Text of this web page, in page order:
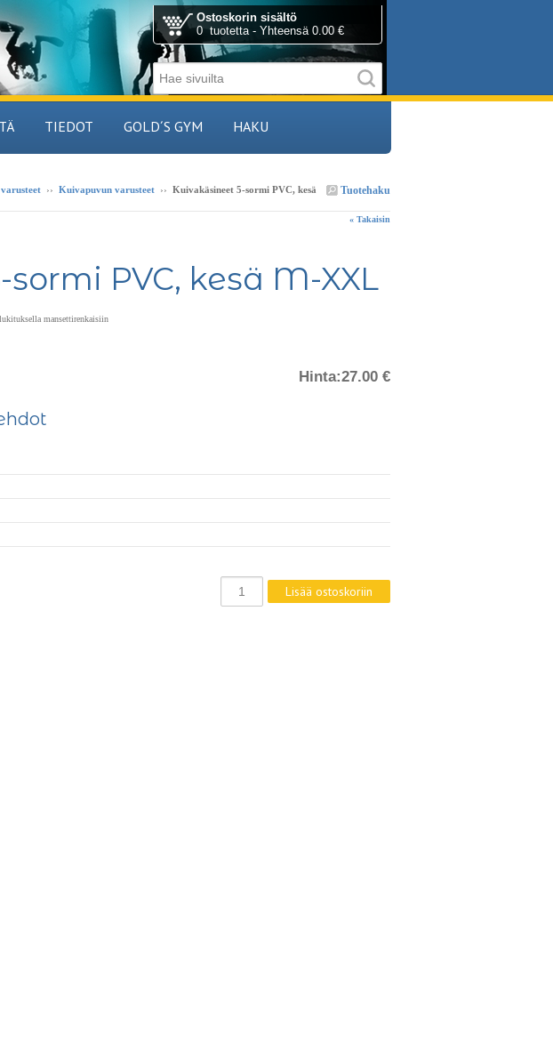
Ostoskorin sisältö
0 tuotetta - Yhteensä 0.00 €
TIEDOT GOLD´S GYM HAKU
Tuotehaku
›› Kuivapuvun varusteet ›› Kuivakäsineet 5-sormi PVC, kesä
« Takaisin
PVC, kesä M-XXL
mansettirenkaisiin
Hinta:27.00 €